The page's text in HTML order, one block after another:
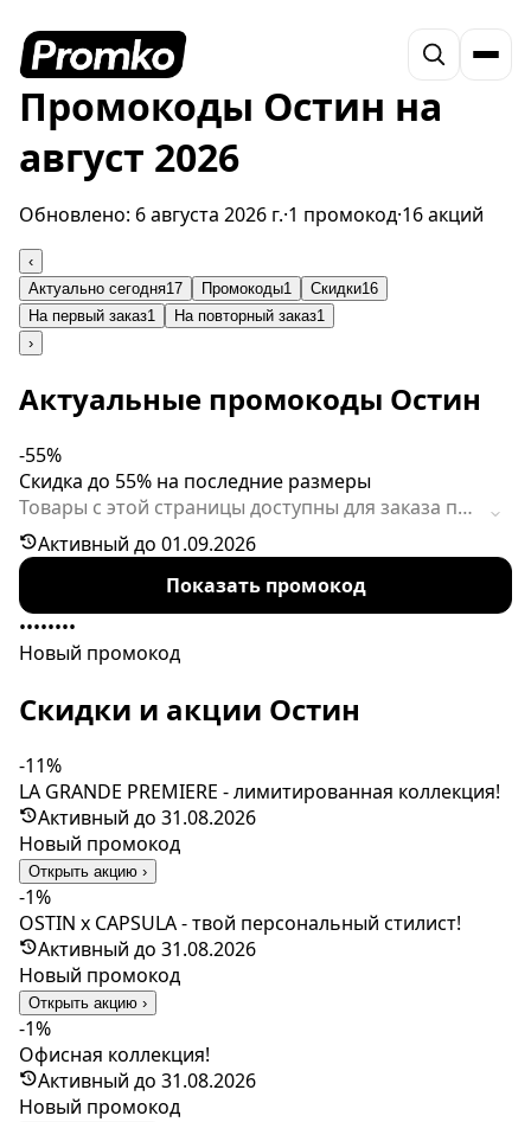
Промокоды Остин на
август 2026
Обновлено: 6 августа 2026 г.·1 промокод·16 акций
‹
Актуально сегодня17 Промокоды1 Скидки16
На первый заказ1 На повторный заказ1
›
Актуальные промокоды Остин
-55%
Скидка до 55% на последние размеры
Товары с этой страницы доступны для заказа по
сниженным ценам. Скидка распространяется на
последние размеры.
Активный до 01.09.2026
Показать промокод
••••••••
Новый промокод
Скидки и акции Остин
-11%
LA GRANDE PREMIERE - лимитированная коллекция!
Активный до 31.08.2026
Новый промокод
Открыть акцию ›
-1%
OSTIN x CAPSULA - твой персональный стилист!
Активный до 31.08.2026
Новый промокод
Открыть акцию ›
-1%
Офисная коллекция!
Активный до 31.08.2026
Новый промокод